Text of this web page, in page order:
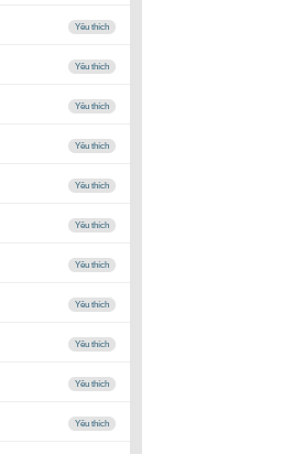
Yêu thích
Yêu thích
Yêu thích
Yêu thích
Yêu thích
Yêu thích
Yêu thích
Yêu thích
Yêu thích
Yêu thích
Yêu thích